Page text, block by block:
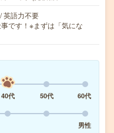
英語力不要
です！※まずは「気にな
40代 50代
60代
男性